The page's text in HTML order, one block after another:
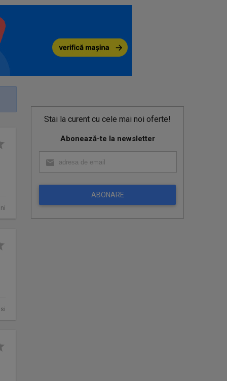
Stai la curent cu cele mai noi oferte!
Abonează-te la newsletter
ABONARE